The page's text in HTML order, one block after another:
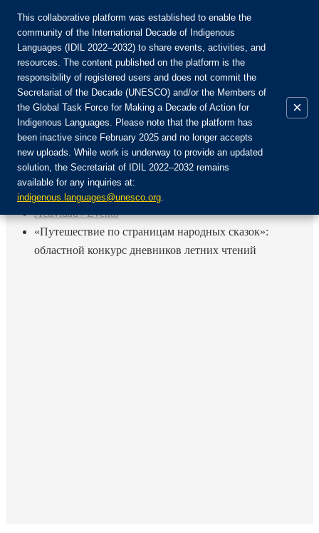
Únete a la comunidad:
Login
ES
EN
FR
RU
Inicio
Actividad / Evento
«Путешествие по страницам народных сказок»:
областной конкурс дневников летних чтений
This collaborative platform was established to enable the
community of the International Decade of Indigenous
Languages (IDIL 2022–2032) to share events, activities, and
resources. The content published on the platform is the
responsibility of registered users and does not commit the
Secretariat of the Decade (UNESCO) and/or the Members of
the Global Task Force for Making a Decade of Action for
Indigenous Languages. Please note that the platform has
been inactive since February 2025 and no longer accepts
new uploads. While work is underway to provide an updated
solution, the Secretariat of IDIL 2022–2032 remains
available for any inquiries at:
indigenous.languages@unesco.org.
×